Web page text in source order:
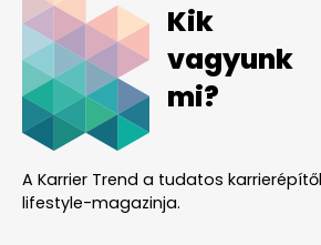
Kik
vagyunk
mi?
A Karrier Trend a tudatos
lifestyle-magazinja.